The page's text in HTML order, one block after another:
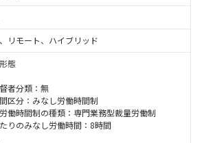
リモート、ハイブリッド
態
者分類：無
区分：みなし労働時間制
働時間制の種類：専門業務型裁量労働制
りのみなし労働時間：8時間